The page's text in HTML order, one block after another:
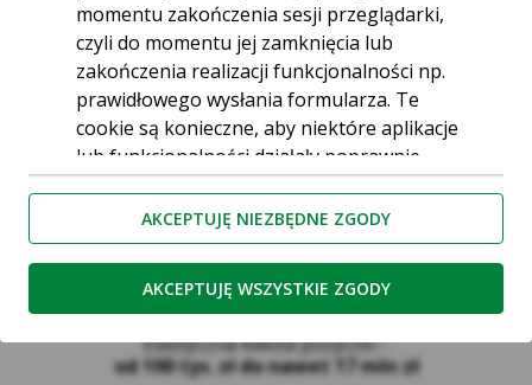
Zalety
Elastyczna kwota pożyczki -
od 100 tys. zł do nawet 17 mln zł
momentu zakończenia sesji przeglądarki,
czyli do momentu jej zamknięcia lub
zakończenia realizacji funkcjonalności np.
prawidłowego wysłania formularza. Te
cookie są konieczne, aby niektóre aplikacje
lub funkcjonalności działały poprawnie.
Cookies stałe – dzięki nim ponowne
korzystanie z Serwisu jest łatwiejsze. Te
cookies przechowywane są przez
przeglądarki tak długo jak określono w
parametrach cookies lub do momentu ich
Cookies naszych zaufanych Partnerów* – to
AKCEPTUJĘ NIEZBĘDNE ZGODY
AKCEPTUJĘ WSZYSTKIE ZGODY